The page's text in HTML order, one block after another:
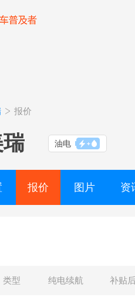
报价
油电
报价 图片 资
类型 纯电续航 补贴